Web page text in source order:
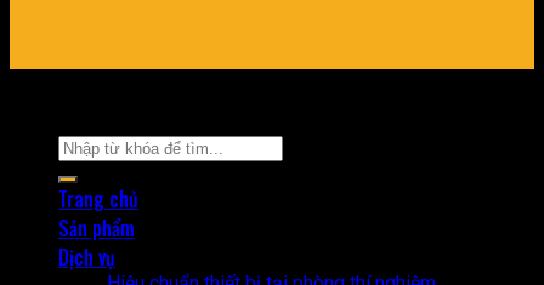
Trang chủ
Sản phẩm
Dịch vụ